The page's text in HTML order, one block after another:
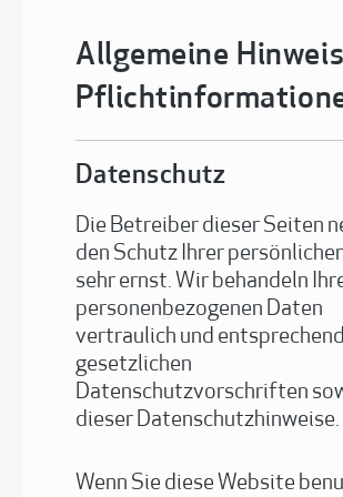
Allgemeine
Datenschutz
Die Betreiber dieser Seiten
den Schutz Ihrer
sehr ernst. Wir behandeln
personenbezogenen Daten
vertraulich und
gesetzlichen
Datenschutzvorschriften
dieser Datenschutzhinweise.
Wenn Sie diese Website